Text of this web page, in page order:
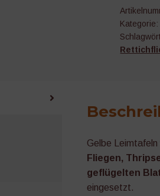
Kategorie:
Gelbe Leimtafeln
Fliegen,
geflügelten
eingesetzt.